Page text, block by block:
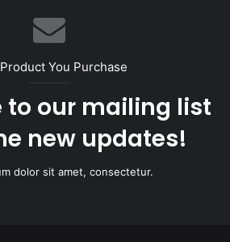
You Purchase
to our mailing list
new updates!
dolor sit amet, consectetur.